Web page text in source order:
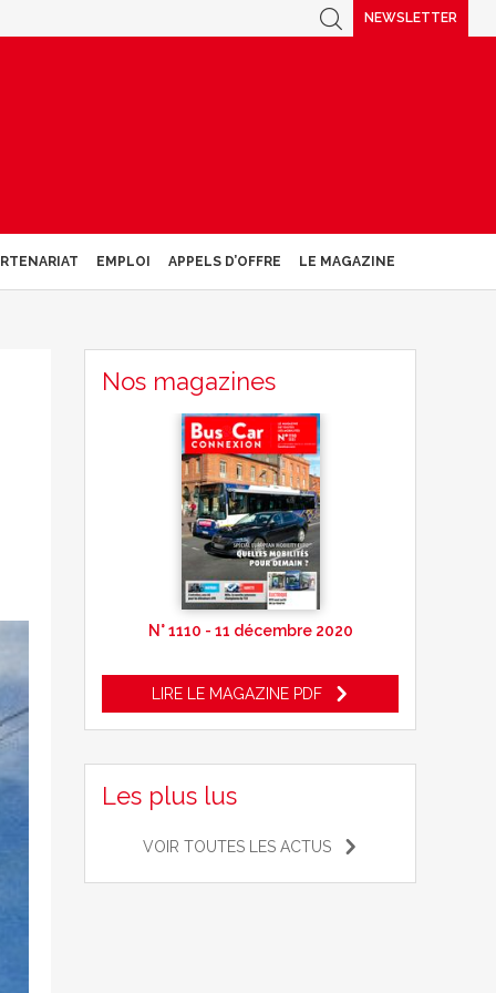
NEWSLETTER
EMPLOI APPELS D’OFFRE LE MAGAZINE
Nos magazines
N° 1110 - 11 décembre 2020
LIRE LE MAGAZINE PDF
Les plus lus
VOIR TOUTES LES ACTUS